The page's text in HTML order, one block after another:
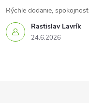
Rastislav Lavrík
24.6.2026
Rýchle dodanie, spokojnosť